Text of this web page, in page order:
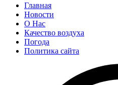
Главная
Новости
О Нас
Качество воздуха
Погода
Политика сайта